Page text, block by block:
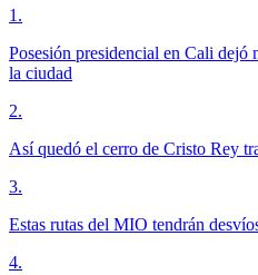
1 .
Posesión presidencial en Cali
la ciudad
2.
Así quedó el cerro de Cristo Rey
3.
Estas rutas del MIO tendrán
4.